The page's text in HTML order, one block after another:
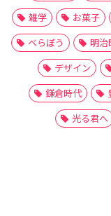
雑学
お菓子
べらぼう
明治
デザイン
鎌倉時代
光る君へ